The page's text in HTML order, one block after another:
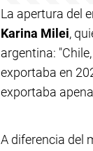
La apertura del
Karina Milei,
argentina:
exportaba en
exportaba
A diferencia del